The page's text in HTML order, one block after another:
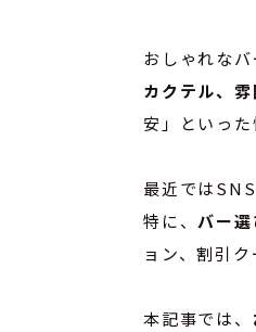
おしゃれな
カクテル、
安」といった
最近では
特に、 バー
ョン、割引
本記事では、